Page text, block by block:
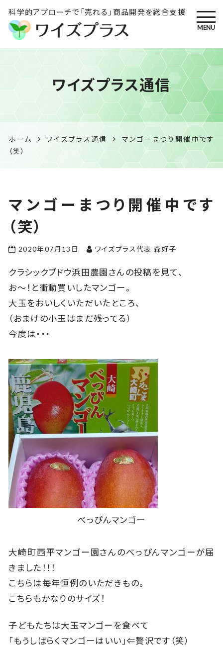
科学的アプローチで「売れる」商品開発を総合支援
ワイズプラス｜鹿児島の特産
品開発・HACCP衛生管理・食
品表示の専門コンサル
MENU
ワイズプラス通信
ホーム ワイズプラス通信
マンゴーまつり開催中です
（笑）
マンゴーまつり開催中です
（笑）
2020年07月13日 ワイズプラス代表 森好子
クラシックブドウ浜田農園さんの投稿を見て、
お～！と衝動買いしたマンゴー。
大玉をおいしくいただいたところ、
（おまけの小玉はまだ残ってる）
今度は・・・
べっぴんマンゴー
大崎町西平マンゴー園さんのべっぴんマンゴーが届
きました！！！
こちらは毎年恒例のいただきもの。
こちらもかなりのサイズ！
子どもたちは大玉マンゴーを食べて
「もうしばらくマンゴーはいい」⇐贅沢です（笑）